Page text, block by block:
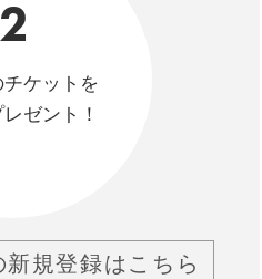
2
ケットを
ゼント！
新規登録はこちら